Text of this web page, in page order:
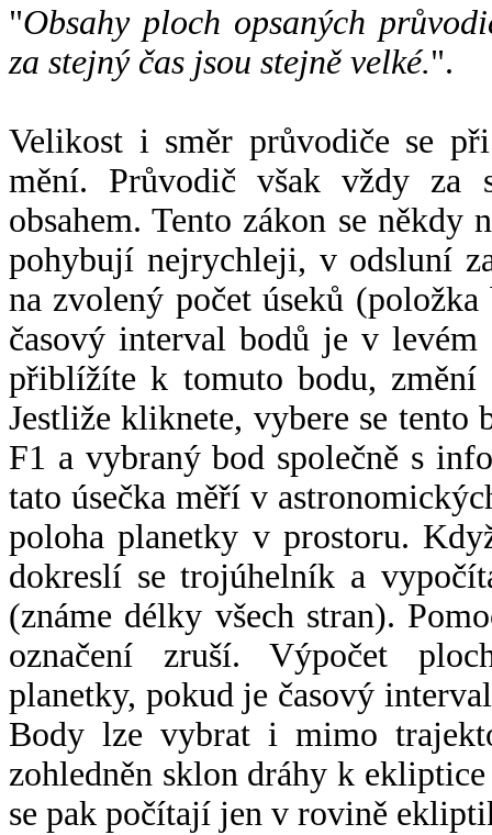
"Obsahy ploch opsaných
za stejný čas jsou stejně velké.".
Velikost i směr průvodiče se
mění. Průvodič však vždy za
obsahem. Tento zákon se někdy
pohybují nejrychleji, v odsluní
na zvolený počet úseků
časový interval bodů je v
přiblížíte k tomuto bodu,
Jestliže kliknete, vybere se tento
F1 a vybraný bod společně s
tato úsečka měří v
poloha planetky v prostoru.
dokreslí se trojúhelník a
(známe délky všech stran).
označení zruší. Výpočet
planetky, pokud je časový
Body lze vybrat i mimo
zohledněn sklon dráhy k
se pak počítají jen v rovině